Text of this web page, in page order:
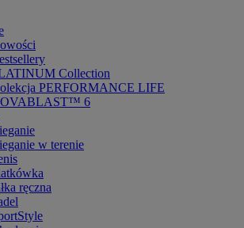
Collection
PERFORMANCE LIFE
6
w terenie
ręczna